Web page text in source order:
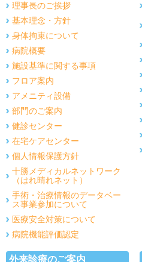
理事長のご挨拶
基本理念・方針
身体拘束について
病院概要
施設基準に関する事項
フロア案内
アメニティ設備
部門のご案内
健診センター
在宅ケアセンター
個人情報保護方針
十勝メディカルネットワーク
（はれ晴れネット）
手術・治療情報のデータベー
ス事業参加について
医療安全対策について
病院機能評価認定
外来診療のご案内